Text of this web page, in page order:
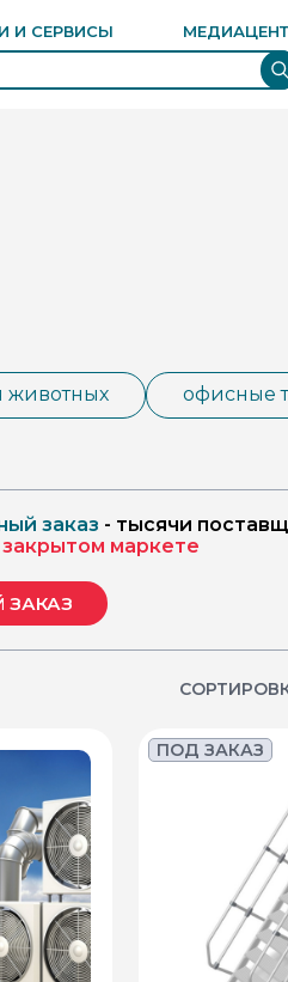
И СЕРВИСЫГРУЗОВ ВЭД
животных офисные
заказ - тысячи
закрытом маркете
ЗАКАЗ
ПОД ЗАКАЗ